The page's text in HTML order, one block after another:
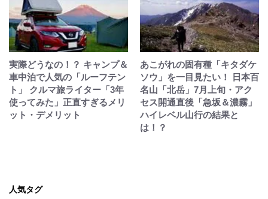
実際どうなの！？ キャンプ＆
車中泊で人気の「ルーフテン
ト」 クルマ旅ライター「3年
使ってみた」正直すぎるメリ
ット・デメリット
あこがれの固有種「キタダケ
ソウ」を一目見たい！ 日本百
名山「北岳」7月上旬・アク
セス開通直後「急坂＆濃霧」
ハイレベル山行の結果と
は！？
人気タグ